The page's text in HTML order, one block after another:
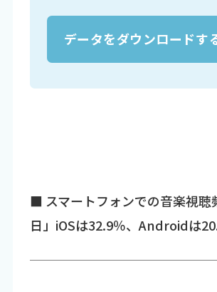
データをダウンロードす
■ スマートフォンでの音楽視聴
日」iOSは32.9％、Androidは